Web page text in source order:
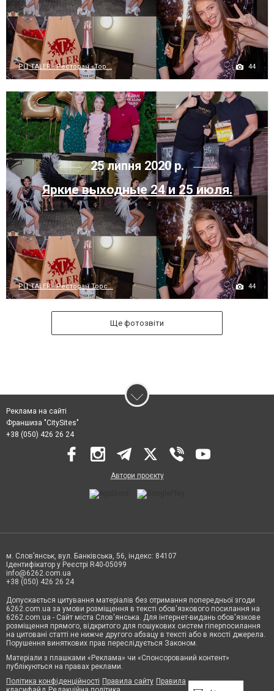
РЦ TALER - Ресторан «Тор... 44
25 липня 2020 р.
Яркие выходные 24 и 25 июля.
РЦ TALER - Ресторан Торс... 44
Ще фотозвіти
Реклама на сайті
Франшиза "CitySites"
+38 (050) 426 26 24
Автори проєкту
м. Слов’янськ, вул. Банківська, 56, індекс: 84107
Ідентифікатор у Реєстрі R40-05099
info@6262.com.ua
+38 (050) 426 26 24
Допускається цитування матеріалів без отримання попередньої згоди
6262.com.ua за умови розміщення в тексті обов'язкового посилання на
6262.com.ua - Сайт міста Слов'янська. Для інтернет-видань обов'язкове
розміщення прямого, відкритого для пошукових систем гіперпосилання
на цитовані статті не нижче другого абзацу в тексті або в якості джерела.
Порушення виняткових прав переслідується Законом.
Матеріали з плашками «Реклама» чи «Спонсорований контент»
публікуються на правах реклами.
Політика конфіденційності Правила сайту Правила